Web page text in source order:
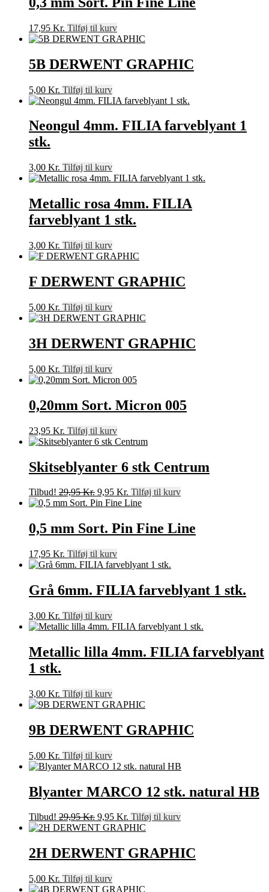
17,95 Kr. Tilføj til kurv
5B DERWENT GRAPHIC
5,00 Kr. Tilføj til kurv
Neongul 4mm. FILIA farveblyant 1
stk.
3,00 Kr. Tilføj til kurv
Metallic rosa 4mm. FILIA
farveblyant 1 stk.
3,00 Kr. Tilføj til kurv
F DERWENT GRAPHIC
5,00 Kr. Tilføj til kurv
3H DERWENT GRAPHIC
5,00 Kr. Tilføj til kurv
0,20mm Sort. Micron 005
23,95 Kr. Tilføj til kurv
Skitseblyanter 6 stk Centrum
Tilbud! 29,95Kr. Den
oprindelige
var:
29,95 Kr..
9,95 Kr. Den
aktuelle
er:
9,95 Kr..
Tilføj til kurv
0,5 mm Sort. Pin Fine Line
17,95 Kr. Tilføj til kurv
Grå 6mm. FILIA farveblyant 1 stk.
3,00 Kr. Tilføj til kurv
Metallic lilla 4mm. FILIA farveblyant
1 stk.
3,00 Kr. Tilføj til kurv
9B DERWENT GRAPHIC
5,00 Kr. Tilføj til kurv
Blyanter MARCO 12 stk. natural HB
Tilbud! 29,95Kr. Den
oprindelige
var:
29,95 Kr..
9,95 Kr. Den
aktuelle
er:
9,95 Kr..
Tilføj til kurv
2H DERWENT GRAPHIC
5,00 Kr. Tilføj til kurv